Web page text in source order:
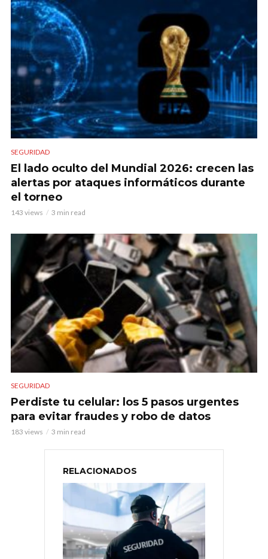
SEGURIDAD
El lado oculto del Mundial 2026: crecen las
alertas por ataques informáticos durante
el torneo
143 views 3 min read
SEGURIDAD
Perdiste tu celular: los 5 pasos urgentes
para evitar fraudes y robo de datos
183 views 3 min read
RELACIONADOS